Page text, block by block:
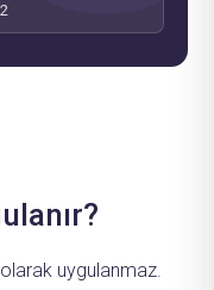
uygulanmaz.